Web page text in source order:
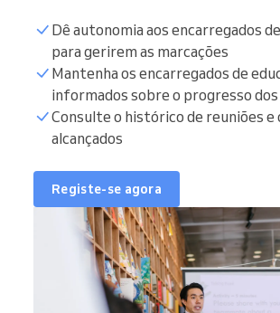
Dê autonomia aos encarregados
para gerirem as marcações
Mantenha os encarregados de
informados sobre o progresso dos
Consulte o histórico de reuniões
alcançados
Registe-se agora